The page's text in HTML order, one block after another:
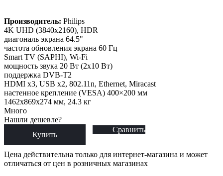
Производитель: Philips
4K UHD (3840x2160), HDR
диагональ экрана 64.5"
частота обновления экрана 60 Гц
Smart TV (SAPHI), Wi-Fi
мощность звука 20 Вт (2х10 Вт)
поддержка DVB-T2
HDMI x3, USB x2, 802.11n, Ethernet, Miracast
настенное крепление (VESA) 400×200 мм
1462x869x274 мм, 24.3 кг
Много
Нашли дешевле?
Купить
Сравнить
Цена действительна только для интернет-магазина и может
отличаться от цен в розничных магазинах